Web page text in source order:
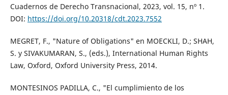
Cuadernos de Derecho Transnacional, 2023, vol. 15, nº 1.
DOI: https://doi.org/10.20318/cdt.2023.7552
MEGRET, F., "Nature of Obligations" en MOECKLI, D.; SHAH,
S. y SIVAKUMARAN, S., (eds.), International Human Rights
Law, Oxford, Oxford University Press, 2014.
MONTESINOS PADILLA, C., "El cumplimiento de los